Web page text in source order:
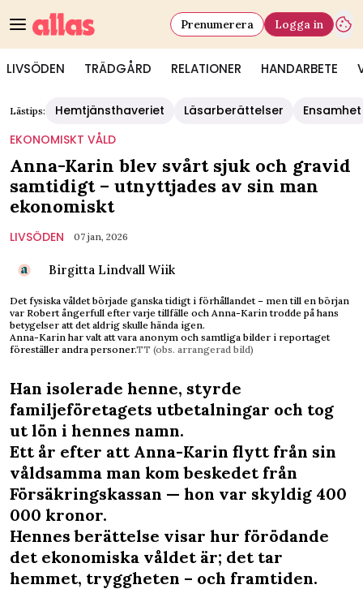
LIVSÖDEN TRÄDGÅRD RELATIONER HANDARBETE
Prenumerera Logga in
Lästips: Hemtjänsthaveriet Läsarberättelser
Ensamhet
EKONOMISKT VÅLD
Anna-Karin blev svårt sjuk och gravid
samtidigt – utnyttjades av sin man
ekonomiskt
LIVSÖDEN 07 jan, 2026
Birgitta Lindvall Wiik
Det fysiska våldet började ganska tidigt i förhållandet – men till en början
var Robert ångerfull efter varje tillfälle och Anna-Karin trodde på hans
betygelser att det aldrig skulle hända igen.
Anna-Karin har valt att vara anonym och samtliga bilder i reportaget
föreställer andra personer.TT (obs. arrangerad bild)
Han isolerade henne, styrde
familjeföretagets utbetalningar och tog
ut lön i hennes namn.
Ett år efter att Anna-Karin flytt från sin
våldsamma man kom beskedet från
Försäkringskassan — hon var skyldig 400
000 kronor.
Hennes berättelse visar hur förödande
det ekonomiska våldet är; det tar
hemmet, tryggheten – och framtiden.